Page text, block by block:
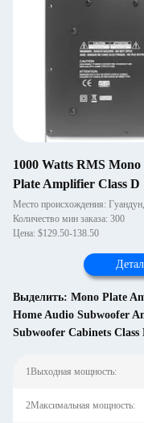
1000 Watts RMS
Plate Amplifier Class D
Место происхождения:
Количество мин заказа: 300
Цена: $129.50-138.50
Выделить: Mono Plate
Home Audio Subwoofer
Subwoofer Cabinets
1Выходная мощность:
2Максимальная мощность: